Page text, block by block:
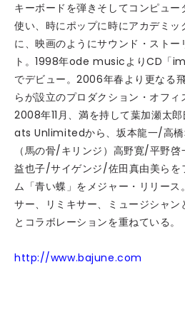
キーボードを弾きそしてコンピュ
使い、時にポップに時にアカデミッ
に、映画のようにサウンド・スト
ト。1998年ode musicよりCD「
でデビュー。2006年春より更なる
らが設立のプロダクション・オフィ
2008年11月、満を持して葉加瀬太
ats Unlimitedから、坂本龍一/高
（馬の骨/キリンジ）高野寛/平野
益也子/サイゲンジ/佐田真由美らを
ム「青い蝶」をメジャー・リリース
サー、リミキサー、ミュージシャン
とコラボレーションを重ねている。
http://www.bajune.com